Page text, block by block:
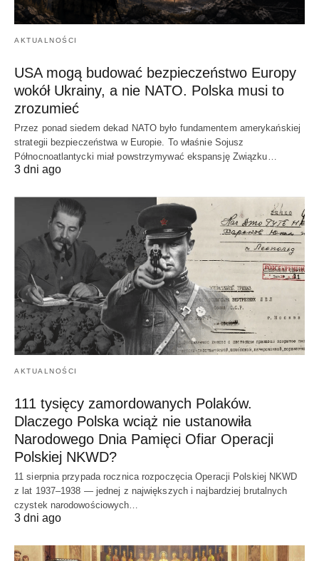
AKTUALNOŚCI
USA mogą budować bezpieczeństwo Europy
wokół Ukrainy, a nie NATO. Polska musi to
zrozumieć
Przez ponad siedem dekad NATO było fundamentem amerykańskiej
strategii bezpieczeństwa w Europie. To właśnie Sojusz
Północnoatlantycki miał powstrzymywać ekspansję Związku…
3 dni ago
AKTUALNOŚCI
111 tysięcy zamordowanych Polaków.
Dlaczego Polska wciąż nie ustanowiła
Narodowego Dnia Pamięci Ofiar Operacji
Polskiej NKWD?
11 sierpnia przypada rocznica rozpoczęcia Operacji Polskiej NKWD
z lat 1937–1938 — jednej z największych i najbardziej brutalnych
czystek narodowościowych…
3 dni ago